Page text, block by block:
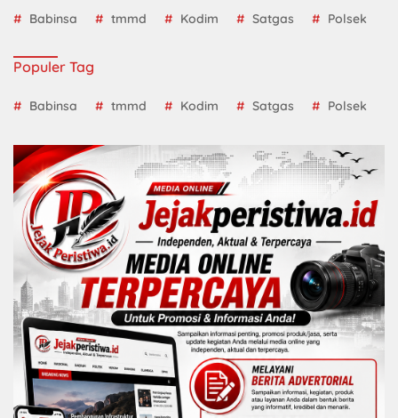
Babinsa tmmd Kodim Satgas Polsek
Populer Tag
Babinsa tmmd Kodim Satgas Polsek